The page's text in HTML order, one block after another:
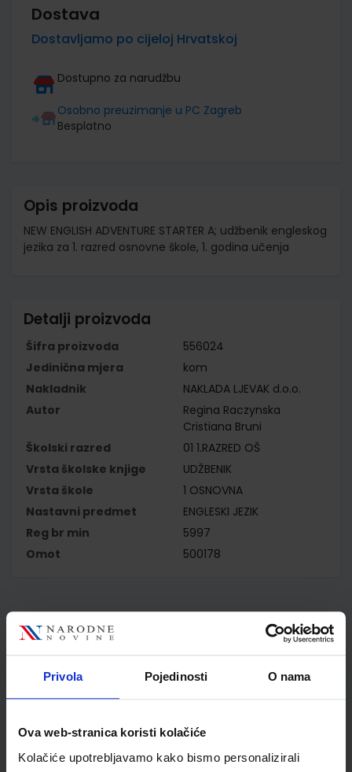
Privola Pojedinosti O nama
Ova web-stranica koristi kolačiće
Kolačiće upotrebljavamo kako bismo personalizirali
Dostava
Dostavljamo po cijeloj Hrvatskoj
Dostupno za narudžbu
Osobno preuzimanje u PC Zagreb
Besplatno
Opis proizvoda
NEW ENGLISH ADVENTURE STARTER A; udžbenik engleskog
jezika za 1. razred osnovne škole, 1. godina učenja
Detalji proizvoda
Šifra proizvoda
556024
Jedinična mjera
kom
Nakladnik
NAKLADA LJEVAK d.o.o.
Autor
Regina Raczynska
Cristiana Bruni
Školski razred
01 1.RAZRED OŠ
Vrsta školske knjige
UDŽBENIK
Vrsta škole
1 OSNOVNA
Nastavni predmet
ENGLESKI JEZIK
Reg br min
5997
Omot
500178
Kupci najčešće biraju..
Omot PVC za školske
udžbenike; dimenzije